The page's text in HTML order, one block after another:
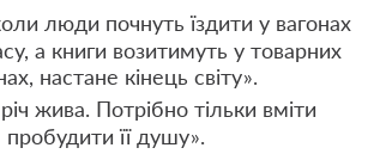
люди почнуть їздити у вагонах
а книги возитимуть у товарних
настане кінець світу».
жива. Потрібно тільки вміти
пробудити її душу».